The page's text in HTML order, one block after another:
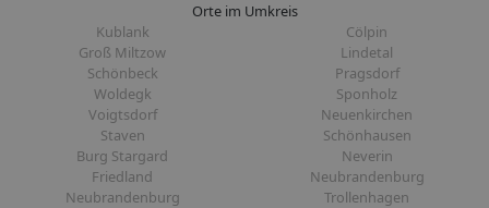
Orte im Umkreis
Kublank
Cölpin
Groß Miltzow
Lindetal
Schönbeck
Pragsdorf
Woldegk
Sponholz
Voigtsdorf
Neuenkirchen
Staven
Schönhausen
Burg Stargard
Neverin
Friedland
Neubrandenburg
Neubrandenburg
Trollenhagen